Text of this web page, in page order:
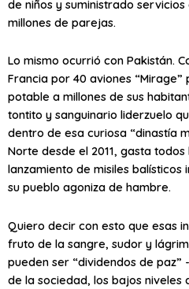
de niños y suministrado
millones de parejas.
Lo mismo ocurrió con Pakistán.
Francia por 40 aviones
potable a millones de sus
tontito y sanguinario liderzuelo
dentro de esa curiosa “dinastía
Norte desde el 2011, gasta
lanzamiento de misiles
su pueblo agoniza de hambre.
Quiero decir con esto que esas
fruto de la sangre, sudor y
pueden ser “dividendos de
de la sociedad, los bajos niveles